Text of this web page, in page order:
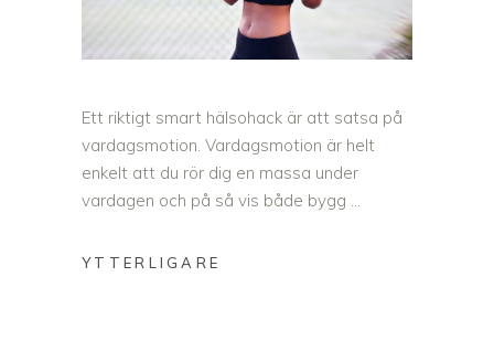
Ett riktigt smart hälsohack är att satsa på
vardagsmotion. Vardagsmotion är helt
enkelt att du rör dig en massa under
vardagen och på så vis både bygg